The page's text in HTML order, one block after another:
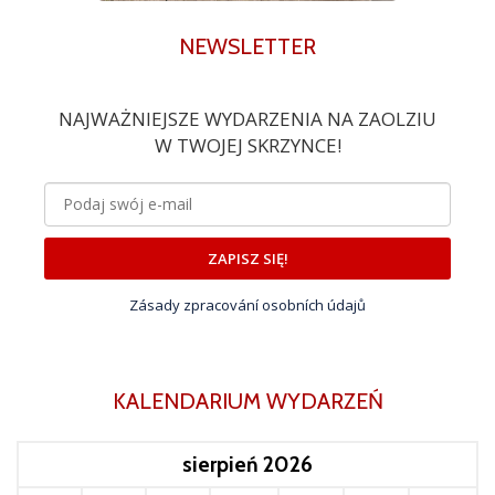
NEWSLETTER
NAJWAŻNIEJSZE WYDARZENIA NA ZAOLZIU
W TWOJEJ SKRZYNCE!
ZAPISZ SIĘ!
Zásady zpracování osobních údajů
KALENDARIUM WYDARZEŃ
sierpień 2026